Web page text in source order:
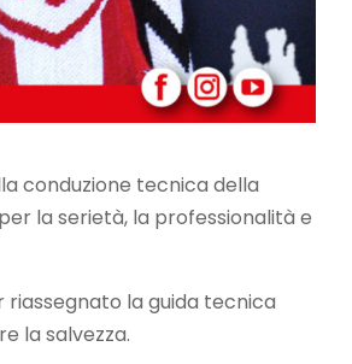
conduzione tecnica della
la serietà, la professionalità e
la guida tecnica
la salvezza.